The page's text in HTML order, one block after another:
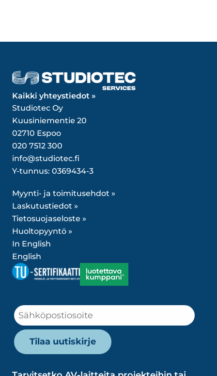
Kaikki yhteystiedot »
Studiotec Oy
Kuusiniementie 20
02710 Espoo
020 7512 300
info@studiotec.fi
Y-tunnus: 0369434-3
Myynti- ja toimitusehdot »
Laskutustiedot »
Tietosuojaseloste »
Huoltopyyntö »
In English
English